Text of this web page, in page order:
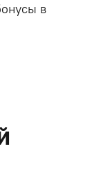
в